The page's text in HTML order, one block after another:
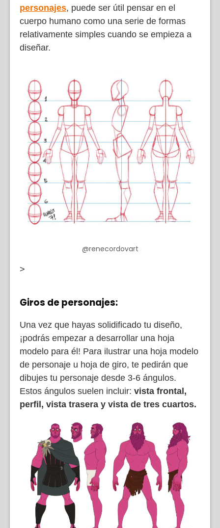
personajes, puede ser útil pensar en el
cuerpo humano como una serie de formas
relativamente simples cuando se empieza a
diseñar.
@renecordovart
>
Giros de personajes:
Una vez que hayas solidificado tu diseño,
¡podrás empezar a desarrollar una hoja
modelo para él! Para ilustrar una hoja modelo
de personaje u hoja de giro, te pedirán que
dibujes tu personaje desde 3-6 ángulos.
Estos ángulos suelen incluir: vista frontal,
perfil, vista trasera y vista de tres cuartos.